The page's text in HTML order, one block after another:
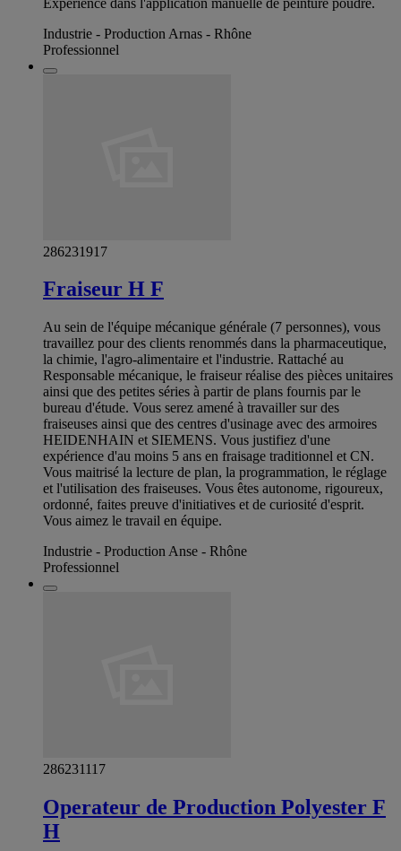
Industrie - Production Arnas - Rhône
Professionnel
286231917
Fraiseur H F
Au sein de l'équipe mécanique générale (7 personnes), vous
travaillez pour des clients renommés dans la pharmaceutique,
la chimie, l'agro-alimentaire et l'industrie. Rattaché au
Responsable mécanique, le fraiseur réalise des pièces unitaires
ainsi que des petites séries à partir de plans fournis par le
bureau d'étude. Vous serez amené à travailler sur des
fraiseuses ainsi que des centres d'usinage avec des armoires
HEIDENHAIN et SIEMENS. Vous justifiez d'une
expérience d'au moins 5 ans en fraisage traditionnel et CN.
Vous maitrisé la lecture de plan, la programmation, le réglage
et l'utilisation des fraiseuses. Vous êtes autonome, rigoureux,
ordonné, faites preuve d'initiatives et de curiosité d'esprit.
Vous aimez le travail en équipe.
Industrie - Production Anse - Rhône
Professionnel
286231117
Operateur de Production Polyester F
H